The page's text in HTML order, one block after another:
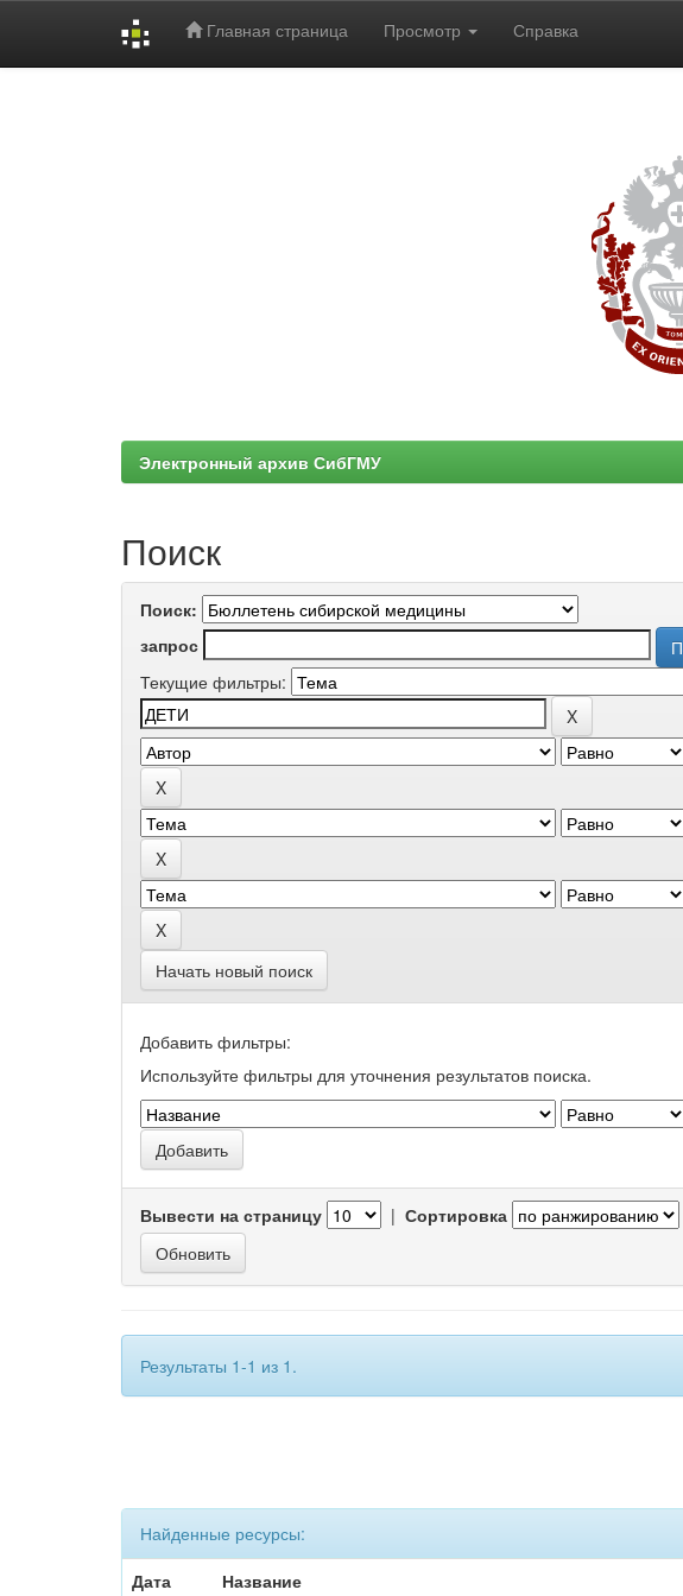
Главная страница Просмотр Справка
Электронный архив СибГМУ
Поиск
Поиск:
запрос
Текущие фильтры:
Начать новый поиск
Добавить фильтры:
Используйте фильтры для уточнения результатов поиска.
Вывести на страницу | Сортировка
Результаты 1-1 из 1.
Найденные ресурсы:
Дата
Название